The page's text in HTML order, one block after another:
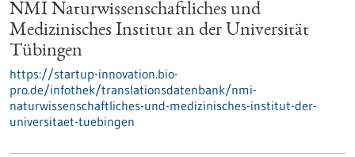
NMI Naturwissenschaftliches und
Medizinisches Institut an der Universität
Tübingen
https://startup-innovation.bio-
pro.de/infothek/translationsdatenbank/nmi-
naturwissenschaftliches-und-medizinisches-institut-der-
universitaet-tuebingen